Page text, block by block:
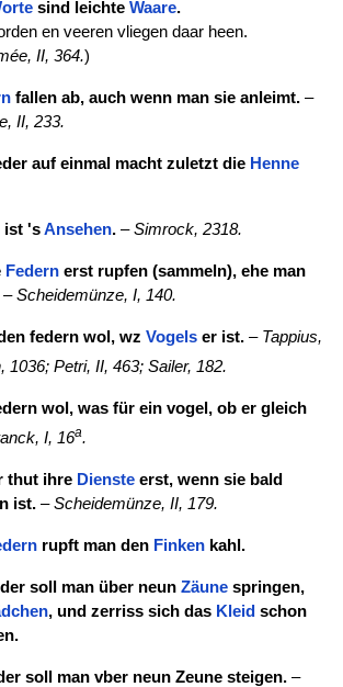
sind leichte Waare.
en veeren vliegen daar heen.
II, 364.)
fallen ab, auch wenn man sie anleimt.–
II, 233.
auf einmal macht zuletzt die Henne
ist 'sAnsehen.–Simrock, 2318.
Federnerst rupfen (sammeln), ehe man
Scheidemünze, I, 140.
federn wol, wz Vogelser ist.– Tappius,
1036; Petri, II, 463; Sailer, 182.
wol, was für ein vogel, ob er gleich
I, 16a.
thut ihre Diensteerst, wenn sie bald
ist.–Scheidemünze, II, 179.
rupft man den Finkenkahl.
soll man über neun Zäunespringen,
, und zerriss sich das Kleid schon
soll man vber neun Zeune steigen.–